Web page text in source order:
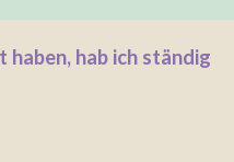
hab ich ständig